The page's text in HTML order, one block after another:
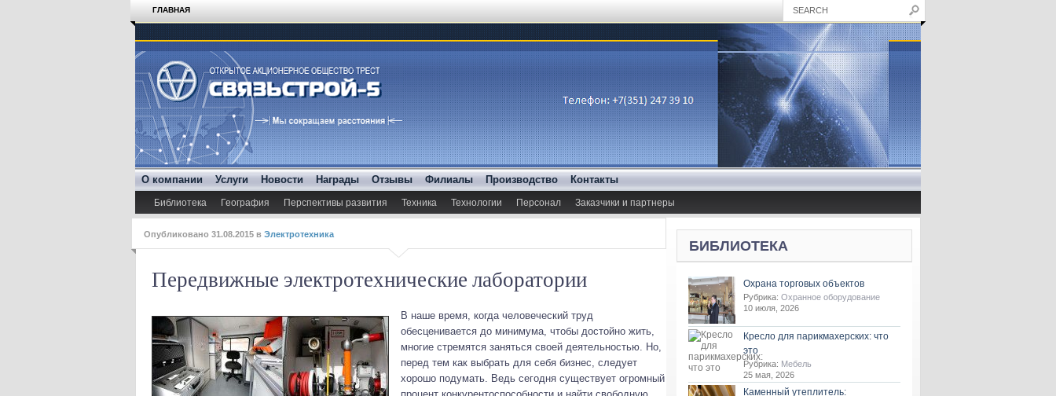
ГЛАВНАЯ
О компании Услуги Новости Награды Отзывы Филиалы Производство Контакты
Библиотека География Перспективы развития Техника Технологии Персонал Заказчики и партнеры
Опубликовано 31.08.2015 в Электротехника
Передвижные электротехнические лаборатории
В наше время, когда человеческий труд
обесценивается до минимума, чтобы достойно жить,
многие стремятся заняться своей деятельностью. Но,
перед тем как выбрать для себя бизнес, следует
хорошо подумать. Ведь сегодня существует огромный
БИБЛИОТЕКА
Охрана торговых объектов
Рубрика: Охранное оборудование
10 июля, 2026
Кресло для парикмахерских: что
это
Рубрика: Мебель
25 мая, 2026
Каменный утеплитель: